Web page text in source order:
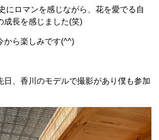
にロマンを感じながら、花を愛でる自
成長を感じました(笑)
から楽しみです(^^)
日、香川のモデルで撮影があり僕も参加